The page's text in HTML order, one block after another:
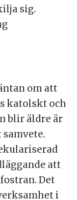
sig.
om att
katolskt och
blir äldre är
samvete.
att
Det
i